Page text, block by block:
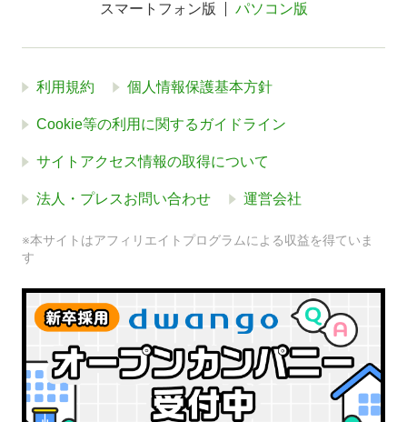
スマートフォン版 パソコン版
利用規約 個人情報保護基本方針
Cookie等の利用に関するガイドライン
サイトアクセス情報の取得について
法人・プレスお問い合わせ 運営会社
※本サイトはアフィリエイトプログラムによる収益を得ていま
す